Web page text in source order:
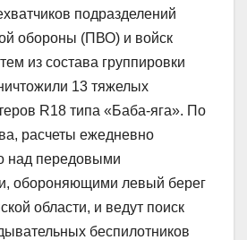
подразделений
обороны (ПВО) и войск
из состава группировки
13 тяжелых
R18 типа «Баба-яга». По
расчеты ежедневно
над передовыми
обороняющими левый берег
области, и ведут поиск
беспилотников